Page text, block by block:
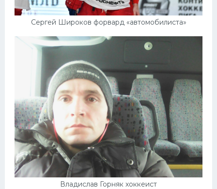
Сергей Широков форвард «автомобилиста»
Владислав Горняк хоккеист